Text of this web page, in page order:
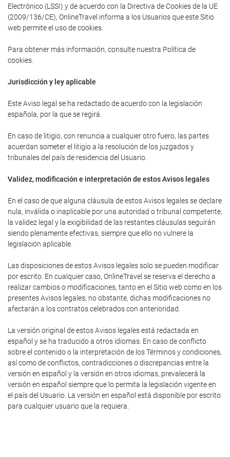
Electrónico (LSSI) y de acuerdo con la Directiva de Cookies de la UE
(2009/136/CE), OnlineTravel informa a los Usuarios que este Sitio
web permite el uso de cookies.
Para obtener más información, consulte nuestra Política de
cookies.
Jurisdicción y ley aplicable
Este Aviso legal se ha redactado de acuerdo con la legislación
española, por la que se regirá.
En caso de litigio, con renuncia a cualquier otro fuero, las partes
acuerdan someter el litigio a la resolución de los juzgados y
tribunales del país de residencia del Usuario.
Validez, modificación e interpretación de estos Avisos legales
En el caso de que alguna cláusula de estos Avisos legales se declare
nula, inválida o inaplicable por una autoridad o tribunal competente,
la validez legal y la exigibilidad de las restantes cláusulas seguirán
siendo plenamente efectivas, siempre que ello no vulnere la
legislación aplicable.
Las disposiciones de estos Avisos legales solo se pueden modificar
por escrito. En cualquier caso, OnlineTravel se reserva el derecho a
realizar cambios o modificaciones, tanto en el Sitio web como en los
presentes Avisos legales; no obstante, dichas modificaciones no
afectarán a los contratos celebrados con anterioridad.
La versión original de estos Avisos legales está redactada en
español y se ha traducido a otros idiomas. En caso de conflicto
sobre el contenido o la interpretación de los Términos y condiciones,
así como de conflictos, contradicciones o discrepancias entre la
versión en español y la versión en otros idiomas, prevalecerá la
versión en español siempre que lo permita la legislación vigente en
el país del Usuario. La versión en español está disponible por escrito
para cualquier usuario que la requiera.